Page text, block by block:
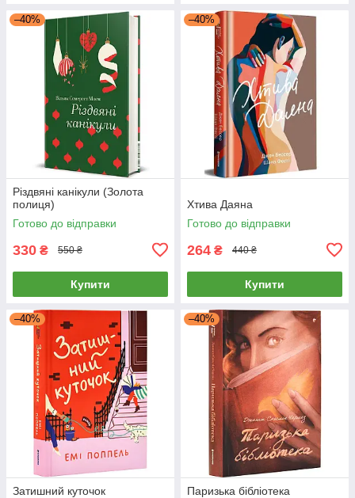
–40%
Різдвяні канікули (Золота
полиця)
Готово до відправки
330 ₴ 550 ₴
Купити
–40%
Хтива Даяна
Готово до відправки
264 ₴ 440 ₴
Купити
–40%
Затишний куточок
–40%
Паризька бібліотека